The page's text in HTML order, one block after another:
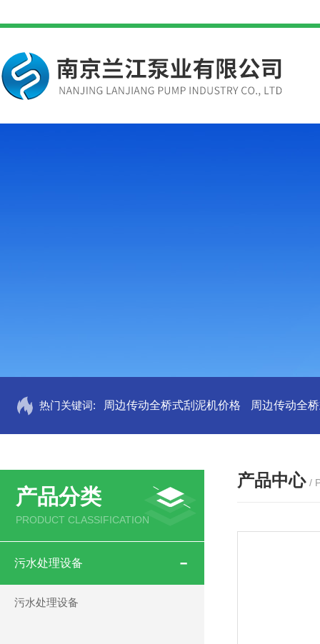
热门关键词: 周边传动全桥式刮泥机价格 周边传动全
产品分类
PRODUCT CLASSIFICATION
污水处理设备
污水处理设备
产品中心 /